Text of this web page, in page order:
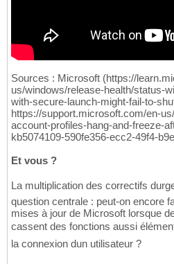
Sources : Microsoft (https://
us/windows/release-health/status-
with-secure-launch-might-fail-to-
https://support.microsoft.com/en-
account-profiles-hang-and-freeze-
kb5074109-590fe356-ecc2-49f4-
Et vous ?
La multiplication des correctifs
question centrale : peut-on encore
mises à jour de Microsoft lorsque
cassent des fonctions aussi
la connexion dun utilisateur ?